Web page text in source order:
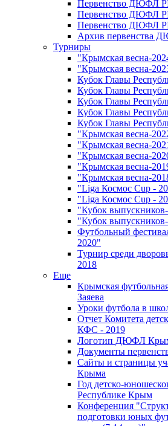
Первенство ДЮФЛ
Первенство ДЮФЛ
Первенство ДЮФЛ
Архив первенства
Турниры
"Крымская весна-
"Крымская весна-
Кубок Главы
Кубок Главы
Кубок Главы
Кубок Главы
Кубок Главы
"Крымская весна-
"Крымская весна-
"Крымская весна-
"Крымская весна-
"Крымская весна-
"Liga Космос Cup -
"Liga Космос Cup -
"Кубок
"Кубок
Футбольный
2020"
Турнир среди
2018
Еще
Крымская
Заяева
Уроки футбола в
Отчет Комитета
КФС - 2019
Логотип ДЮФЛ
Документы
Сайты и страницы
Крыма
Год детско-
Республике Крым
Конференция
подготовки юных